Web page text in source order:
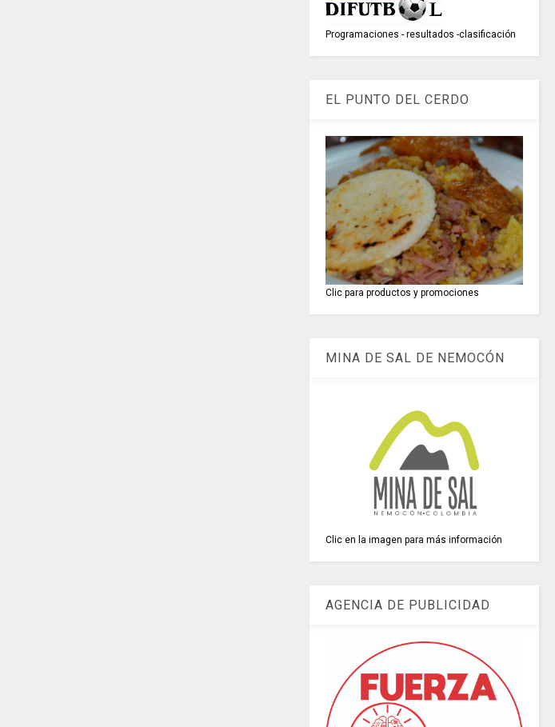
Programaciones - resultados -clasificación
EL PUNTO DEL CERDO
Clic para productos y promociones
MINA DE SAL DE NEMOCÓN
Clic en la imagen para más información
AGENCIA DE PUBLICIDAD